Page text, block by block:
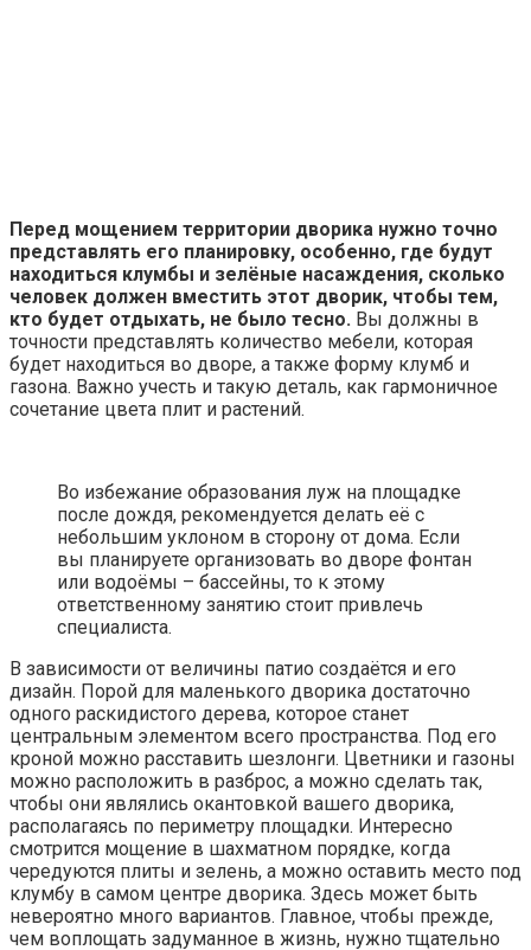
Перед мощением территории дворика нужно точно
представлять его планировку, особенно, где будут
находиться клумбы и зелёные насаждения, сколько
человек должен вместить этот дворик, чтобы тем,
кто будет отдыхать, не было тесно. Вы должны в
точности представлять количество мебели, которая
будет находиться во дворе, а также форму клумб и
газона. Важно учесть и такую деталь, как гармоничное
сочетание цвета плит и растений.
Во избежание образования луж на площадке
после дождя, рекомендуется делать её с
небольшим уклоном в сторону от дома. Если
вы планируете организовать во дворе фонтан
или водоёмы – бассейны, то к этому
ответственному занятию стоит привлечь
специалиста.
В зависимости от величины патио создаётся и его
дизайн. Порой для маленького дворика достаточно
одного раскидистого дерева, которое станет
центральным элементом всего пространства. Под его
кроной можно расставить шезлонги. Цветники и газоны
можно расположить в разброс, а можно сделать так,
чтобы они являлись окантовкой вашего дворика,
располагаясь по периметру площадки. Интересно
смотрится мощение в шахматном порядке, когда
чередуются плиты и зелень, а можно оставить место под
клумбу в самом центре дворика. Здесь может быть
невероятно много вариантов. Главное, чтобы прежде,
чем воплощать задуманное в жизнь, нужно тщательно